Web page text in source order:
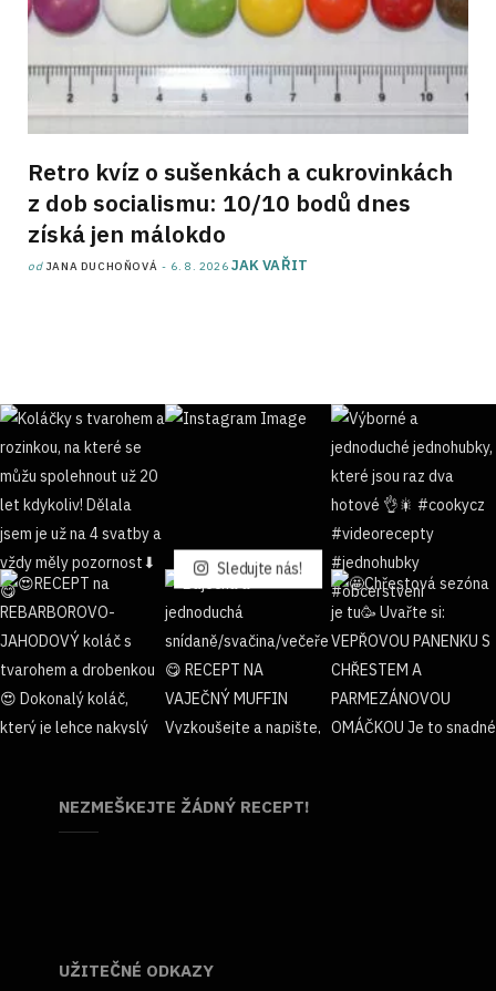
Retro kvíz o sušenkách a cukrovinkách
z dob socialismu: 10/10 bodů dnes
získá jen málokdo
od JANA DUCHOŇOVÁ 6. 8. 2026 JAK VAŘIT
Sledujte nás!
NEZMEŠKEJTE ŽÁDNÝ RECEPT!
UŽITEČNÉ ODKAZY